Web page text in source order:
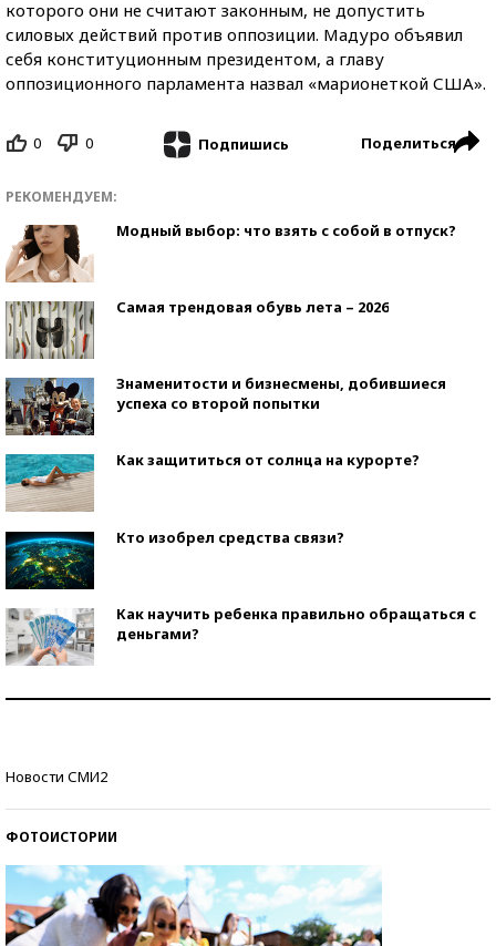
которого они не считают законным, не допустить
силовых действий против оппозиции. Мадуро объявил
себя конституционным президентом, а главу
оппозиционного парламента назвал «марионеткой США».
0 0 Подпишись Поделиться
РЕКОМЕНДУЕМ:
Модный выбор: что взять с собой в отпуск?
Самая трендовая обувь лета – 2026
Знаменитости и бизнесмены, добившиеся
успеха со второй попытки
Как защититься от солнца на курорте?
Кто изобрел средства связи?
Как научить ребенка правильно обращаться с
деньгами?
Новости СМИ2
ФОТОИСТОРИИ